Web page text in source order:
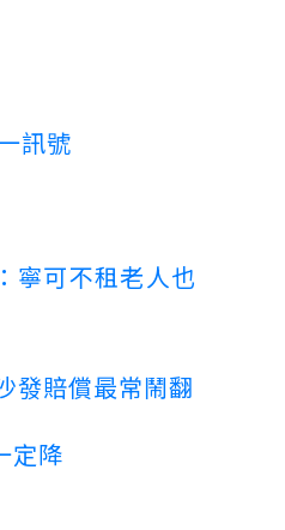
訊號
寧可不租老人也
發賠償最常鬧翻
定降